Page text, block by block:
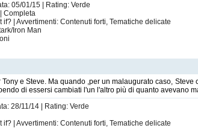
05/01/15 | Rating: Verde
Completa
| Avvertimenti: Contenuti forti, Tematiche delicate
Iron Man
e Steve. Ma quando ,per un malaugurato caso,
di essersi cambiati l'un l'altro più di quanto avevano
28/11/14 | Rating: Verde
| Avvertimenti: Contenuti forti, Tematiche delicate